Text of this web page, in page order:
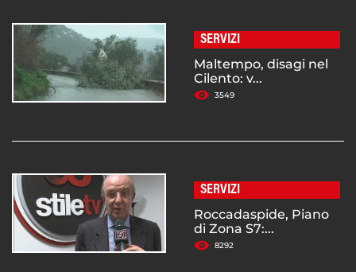
SERVIZI
Maltempo, disagi nel
Cilento: v...
3549
SERVIZI
Roccadaspide, Piano
di Zona S7:...
8292